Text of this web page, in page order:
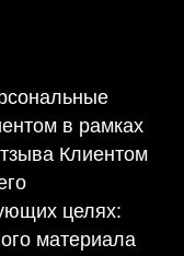
в рамках
Клиентом
целях:
материала